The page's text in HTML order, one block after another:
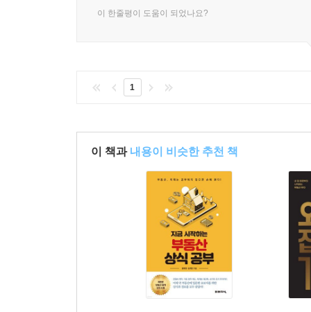
이 한줄평이 도움이 되었나요?
1
이 책과 내용이 비슷한 추천 책